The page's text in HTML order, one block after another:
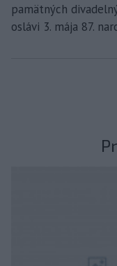
pamätných
oslávi 3. mája 87.